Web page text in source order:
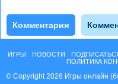
Комментарии
ИГРЫ НОВОСТИ
ПОЛИТИКА
© Copyright 2026 Игры онлайн